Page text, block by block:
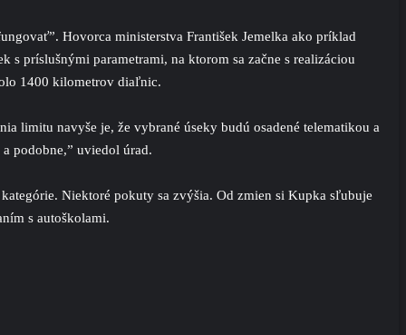
Hovorca ministerstva František Jemelka ako príklad
príslušnými parametrami, na ktorom sa začne s realizáciou
1400 kilometrov diaľnic.
limitu navyše je, že vybrané úseky budú osadené telematikou a
podobne,” uviedol úrad.
Niektoré pokuty sa zvýšia. Od zmien si Kupka sľubuje
s autoškolami.